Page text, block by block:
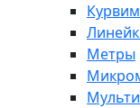
Метры